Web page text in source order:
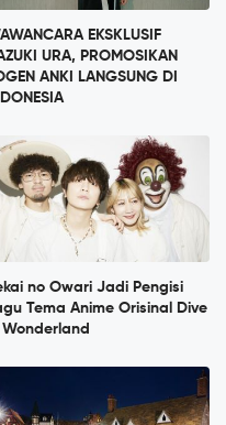
EKSKLUSIF
URA, PROMOSIKAN
ANKI LANGSUNG DI
no Owari Jadi Pengisi
Tema Anime Orisinal Dive
Wonderland